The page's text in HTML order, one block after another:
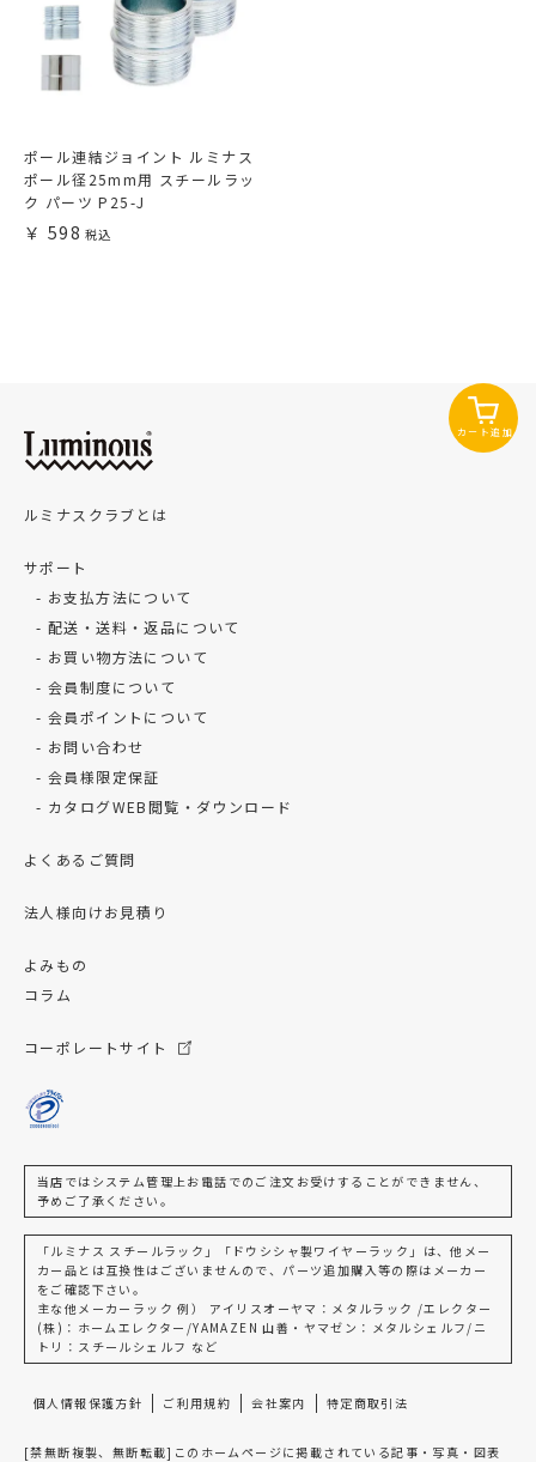
ポール連結ジョイント ルミナス
ポール径25mm用 スチールラッ
ク パーツ P25-J
598
カート追加
ルミナスクラブとは
サポート
お支払方法について
配送・送料・返品について
お買い物方法について
会員制度について
会員ポイントについて
お問い合わせ
会員様限定保証
カタログWEB閲覧・ダウンロード
よくあるご質問
法人様向けお見積り
よみもの
コラム
コーポレートサイト
当店ではシステム管理上お電話でのご注文お受けすることができません、
予めご了承ください。
「ルミナス スチールラック」「ドウシシャ製ワイヤーラック」は、他メー
カー品とは互換性はございませんので、パーツ追加購入等の際はメーカー
をご確認下さい。
主な他メーカーラック 例） アイリスオーヤマ：メタルラック /エレクター
(株)：ホームエレクター/YAMAZEN 山善・ヤマゼン：メタルシェルフ/ニ
トリ：スチールシェルフ など
個人情報保護方針 ご利用規約 会社案内 特定商取引法
[禁無断複製、無断転載]このホームページに掲載されている記事・写真・図表